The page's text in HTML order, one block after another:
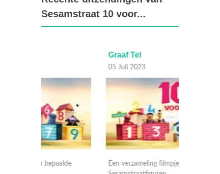
Sesamstraat 10 voor...
Een verzameling filmpjes van bepaalde